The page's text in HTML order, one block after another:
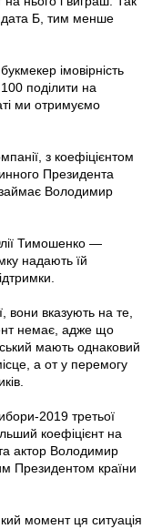
Б, тим менше
iмовірність
поділити на
ми отримуємо
з коефіцієнтом
Президента
Володимир
Тимошенко —
надають їй
вони вказують на те,
немає, адже що
мають однаковий
а от у перемогу
2019 третьої
коефіцієнт на
актор Володимир
Президентом країни
момент ця ситуація